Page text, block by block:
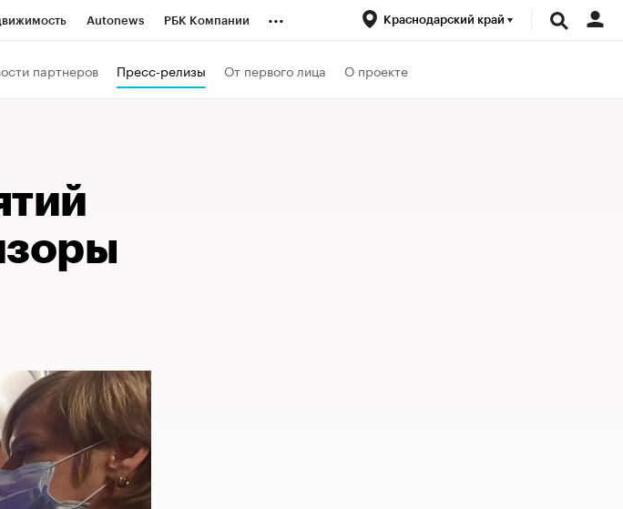
Autonews РБК Компании
Технологии и медиа
... Краснодарский край
партнеров Пресс-релизы От первого лица О проекте